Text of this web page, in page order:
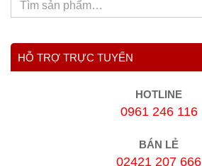
HỖ TRỢ TRỰC TUYẾN
HOTLINE
0961 246 116
BÁN LẺ
02421 207 666